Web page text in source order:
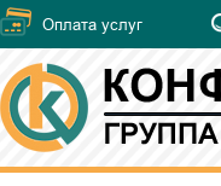
Оплата услуг